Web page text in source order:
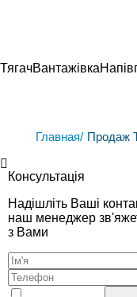
ТягачВантажівка
Главная/ Продаж
Консультація
Надішліть Ваші
наш менеджер
з Вами